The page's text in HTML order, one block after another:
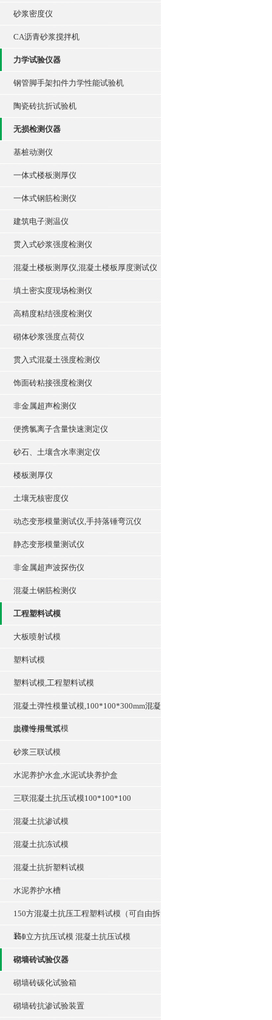
砂浆密度仪
CA沥青砂浆搅拌机
力学试验仪器
钢管脚手架扣件力学性能试验机
陶瓷砖抗折试验机
无损检测仪器
基桩动测仪
一体式楼板测厚仪
一体式钢筋检测仪
建筑电子测温仪
贯入式砂浆强度检测仪
混凝土楼板测厚仪,混凝土楼板厚度测试仪
填土密实度现场检测仪
高精度粘结强度检测仪
砌体砂浆强度点荷仪
贯入式混凝土强度检测仪
饰面砖粘接强度检测仪
非金属超声检测仪
便携氯离子含量快速测定仪
砂石、土壤含水率测定仪
楼板测厚仪
土壤无核密度仪
动态变形模量测试仪,手持落锤弯沉仪
静态变形模量测试仪
非金属超声波探伤仪
混凝土钢筋检测仪
工程塑料试模
大板喷射试模
塑料试模
塑料试模,工程塑料试模
混凝土弹性模量试模,100*100*300mm混凝
土弹性模量试模
脱模专用气泵
砂浆三联试模
水泥养护水盒,水泥试块养护盒
三联混凝土抗压试模100*100*100
混凝土抗渗试模
混凝土抗冻试模
混凝土抗折塑料试模
水泥养护水槽
150方混凝土抗压工程塑料试模（可自由拆
装）
150立方抗压试模 混凝土抗压试模
砌墙砖试验仪器
砌墙砖碳化试验箱
砌墙砖抗渗试验装置